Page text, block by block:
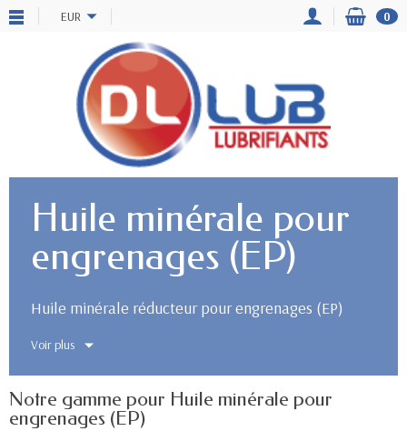
EUR 0
Huile minérale pour
engrenages (EP)
Huile minérale réducteur pour engrenages (EP)
Voir plus
Notre gamme pour Huile minérale pour
engrenages (EP)